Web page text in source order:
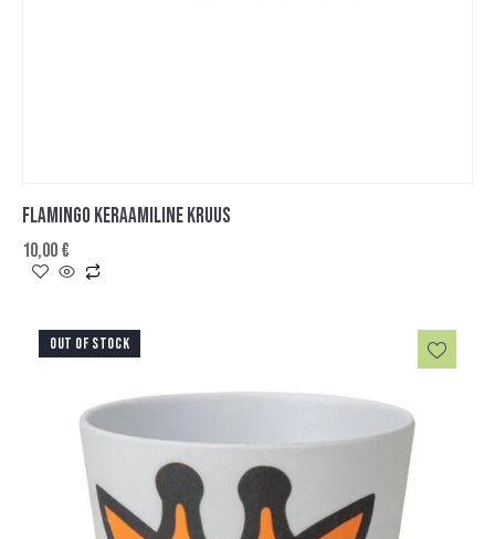
FLAMINGO KERAAMILINE KRUUS
10,00€
OUT OF STOCK